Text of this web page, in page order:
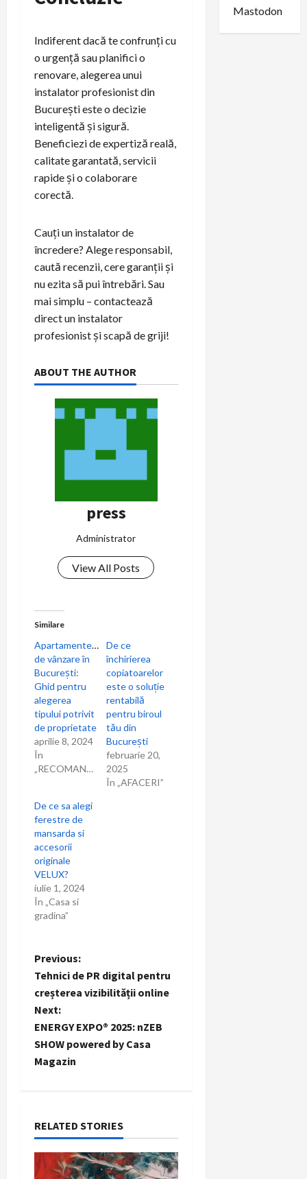
Indiferent dacă te confrunți cu
o urgență sau planifici o
renovare, alegerea unui
instalator profesionist din
București este o decizie
inteligentă și sigură.
Beneficiezi de expertiză reală,
calitate garantată, servicii
rapide și o colaborare
corectă.
Cauți un instalator de
încredere? Alege responsabil,
caută recenzii, cere garanții și
nu ezita să pui întrebări. Sau
mai simplu – contactează
direct un instalator
profesionist și scapă de griji!
ABOUT THE AUTHOR
press
Administrator
View All Posts
Similare
Apartamentele
de vânzare în
București:
Ghid pentru
alegerea
tipului potrivit
de proprietate
aprilie 8, 2024
În
„RECOMANDARI”
De ce
închirierea
copiatoarelor
este o soluție
rentabilă
pentru biroul
tău din
București
februarie 20,
2025
În „AFACERI”
De ce sa alegi
ferestre de
mansarda si
accesorii
originale
VELUX?
iulie 1, 2024
În „Casa si
gradina”
P
o
s
t
v
i
Previous:
Tehnici de PR digital pentru
creșterea vizibilității online
Next:
ENERGY EXPO® 2025: nZEB
SHOW powered by Casa
Magazin
RELATED STORIES
Mastodon